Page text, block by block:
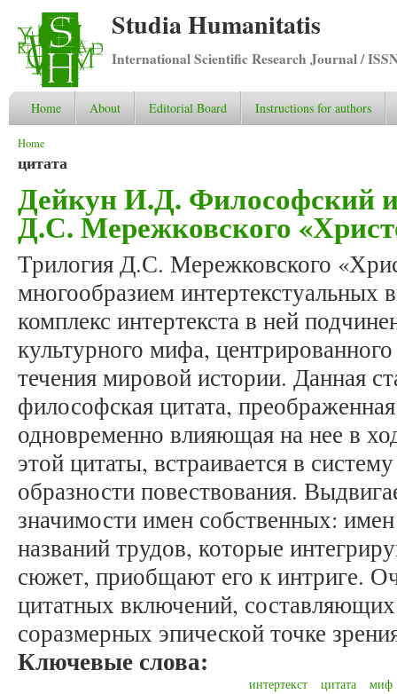
Studia Humanitatis
International Scientific Research Journal /
Home About Editorial Board Instructions for authors
You are here
Home
цитата
Дейкун И.Д. Философский
Д.С. Мережковского
Трилогия Д.С. Мережковского
многообразием интертекстуальных
комплекс интертекста в ней
культурного мифа,
течения мировой истории. Данная
философская цитата,
одновременно влияющая на нее в
этой цитаты, встраивается в
образности повествования.
значимости имен собственных:
названий трудов, которые
сюжет, приобщают его к интриге.
цитатных включений,
соразмерных эпической точке
Ключевые слова:
интертекст цитата миф